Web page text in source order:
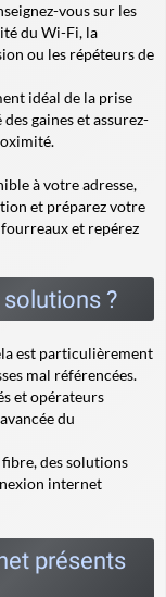
vous sur les
du Wi-Fi, la
ou les répéteurs de
idéal de la prise
gaines et assurez-
à votre adresse,
et préparez votre
fourreaux et repérez
?
est particulièrement
mal référencées.
et opérateurs
du
des solutions
internet
présents